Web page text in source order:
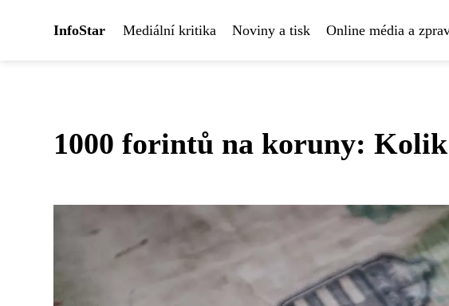
InfoStar Mediální kritika Noviny a tisk Online média a
1000 forintů na koruny: